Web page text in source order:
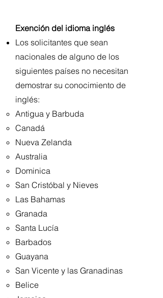
Exención del idioma inglés
Los solicitantes que sean
nacionales de alguno de los
siguientes países no necesitan
demostrar su conocimiento de
inglés:
Antigua y Barbuda
Canadá
Nueva Zelanda
Australia
Dominica
San Cristóbal y Nieves
Las Bahamas
Granada
Santa Lucía
Barbados
Guayana
San Vicente y las Granadinas
Belice